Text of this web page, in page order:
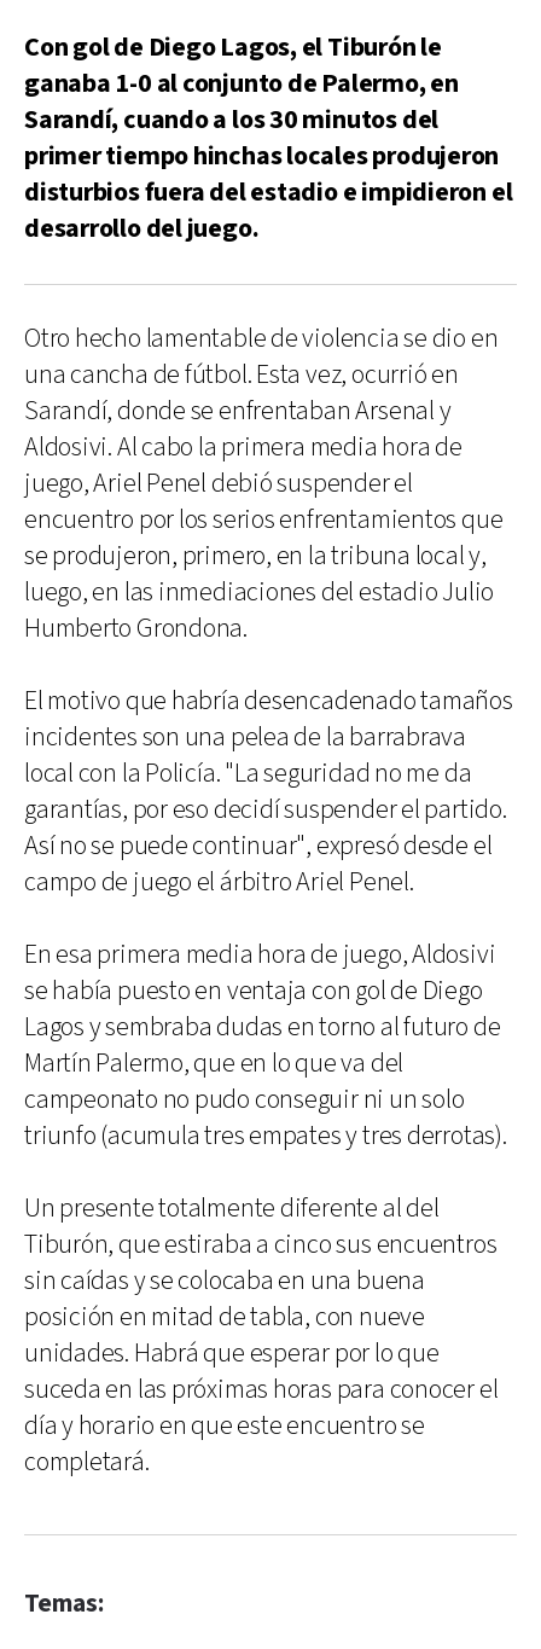
Con gol de Diego Lagos, el Tiburón le
ganaba 1-0 al conjunto de Palermo, en
Sarandí, cuando a los 30 minutos del
primer tiempo hinchas locales produjeron
disturbios fuera del estadio e impidieron el
desarrollo del juego.
Otro hecho lamentable de violencia se dio en
una cancha de fútbol. Esta vez, ocurrió en
Sarandí, donde se enfrentaban Arsenal y
Aldosivi. Al cabo la primera media hora de
juego, Ariel Penel debió suspender el
encuentro por los serios enfrentamientos que
se produjeron, primero, en la tribuna local y,
luego, en las inmediaciones del estadio Julio
Humberto Grondona.
El motivo que habría desencadenado tamaños
incidentes son una pelea de la barrabrava
local con la Policía. "La seguridad no me da
garantías, por eso decidí suspender el partido.
Así no se puede continuar", expresó desde el
campo de juego el árbitro Ariel Penel.
En esa primera media hora de juego, Aldosivi
se había puesto en ventaja con gol de Diego
Lagos y sembraba dudas en torno al futuro de
Martín Palermo, que en lo que va del
campeonato no pudo conseguir ni un solo
triunfo (acumula tres empates y tres derrotas).
Un presente totalmente diferente al del
Tiburón, que estiraba a cinco sus encuentros
sin caídas y se colocaba en una buena
posición en mitad de tabla, con nueve
unidades. Habrá que esperar por lo que
suceda en las próximas horas para conocer el
día y horario en que este encuentro se
completará.
Temas: